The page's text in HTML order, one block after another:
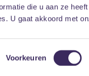
die u aan ze
U gaat akkoord met
Voorkeuren